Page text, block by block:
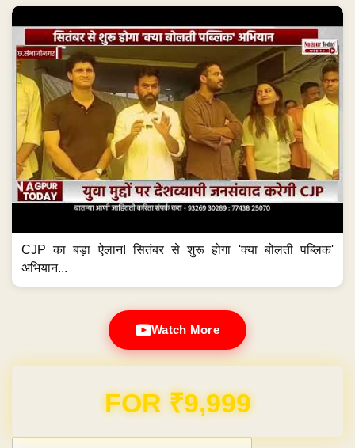
CJP का बड़ा ऐलान! सितंबर से शुरू होगा 'क्या बोलती पब्लिक'
अभियान...
Watch More
Domain & Hosting FREE for 1 Year